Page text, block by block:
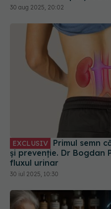
și prevenție. Dr Bogdan
30 iul 2025, 10:30